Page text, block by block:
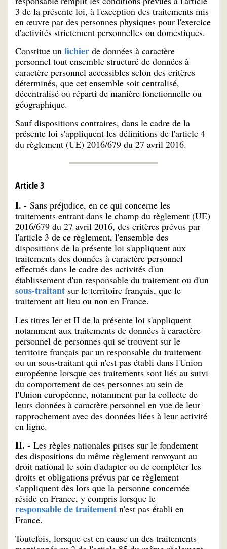
3 de la présente loi, à l'exception des traitements mis
en œuvre par des personnes physiques pour l'exercice
d'activités strictement personnelles ou domestiques.
Constitue un fichier de données à caractère
personnel tout ensemble structuré de données à
caractère personnel accessibles selon des critères
déterminés, que cet ensemble soit centralisé,
décentralisé ou réparti de manière fonctionnelle ou
géographique.
Sauf dispositions contraires, dans le cadre de la
présente loi s'appliquent les définitions de l'article 4
du règlement (UE) 2016/679 du 27 avril 2016.
Article 3
I. - Sans préjudice, en ce qui concerne les
traitements entrant dans le champ du règlement (UE)
2016/679 du 27 avril 2016, des critères prévus par
l'article 3 de ce règlement, l'ensemble des
dispositions de la présente loi s'appliquent aux
traitements des données à caractère personnel
effectués dans le cadre des activités d'un
établissement d'un responsable du traitement ou d'un
sous-traitant sur le territoire français, que le
traitement ait lieu ou non en France.
Les titres Ier et II de la présente loi s'appliquent
notamment aux traitements de données à caractère
personnel de personnes qui se trouvent sur le
territoire français par un responsable du traitement
ou un sous-traitant qui n'est pas établi dans l'Union
européenne lorsque ces traitements sont liés au suivi
du comportement de ces personnes au sein de
l'Union européenne, notamment par la collecte de
leurs données à caractère personnel en vue de leur
rapprochement avec des données liées à leur activité
en ligne.
II. - Les règles nationales prises sur le fondement
des dispositions du même règlement renvoyant au
droit national le soin d'adapter ou de compléter les
droits et obligations prévus par ce règlement
s'appliquent dès lors que la personne concernée
réside en France, y compris lorsque le
responsable de traitement n'est pas établi en
France.
Toutefois, lorsque est en cause un des traitements